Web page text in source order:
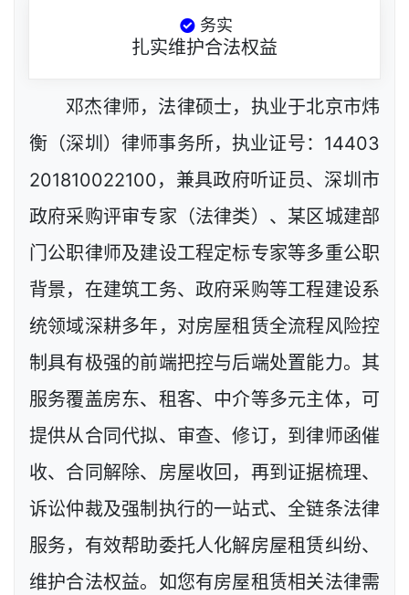
务实
扎实维护合法权益
邓杰律师，法律硕士，执业于北京市炜
衡（深圳）律师事务所，执业证号：14403
201810022100，兼具政府听证员、深圳市
政府采购评审专家（法律类）、某区城建部
门公职律师及建设工程定标专家等多重公职
背景，在建筑工务、政府采购等工程建设系
统领域深耕多年，对房屋租赁全流程风险控
制具有极强的前端把控与后端处置能力。其
服务覆盖房东、租客、中介等多元主体，可
提供从合同代拟、审查、修订，到律师函催
收、合同解除、房屋收回，再到证据梳理、
诉讼仲裁及强制执行的一站式、全链条法律
服务，有效帮助委托人化解房屋租赁纠纷、
维护合法权益。如您有房屋租赁相关法律需